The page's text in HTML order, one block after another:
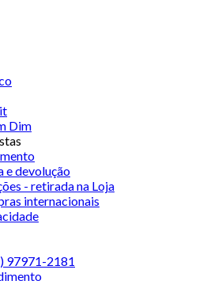
Dim
e devolução
- retirada na Loja
internacionais
97971-2181